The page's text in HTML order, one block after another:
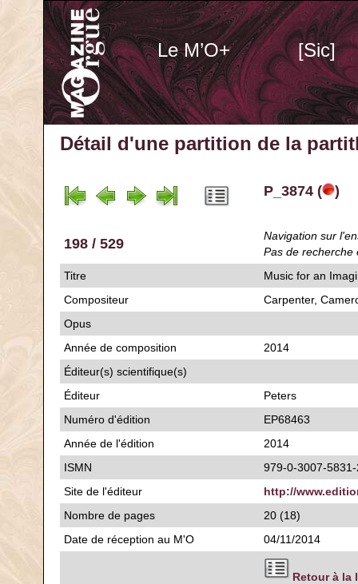
Le M’O+ [Sic]
Détail d'une partition de la
P_3874 ( )
198 / 529
Navigation sur
Pas de recherche
Titre
Music for an
Compositeur
Carpenter,
Opus
Année de composition
2014
Éditeur(s) scientifique(s)
Éditeur
Peters
Numéro d'édition
EP68463
Année de l'édition
2014
ISMN
979-0-3007-
Site de l'éditeur
http://
Nombre de pages
20 (18)
Date de réception au M'O
04/11/2014
Retour à la